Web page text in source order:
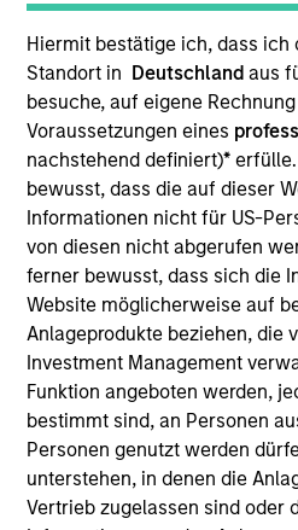
Hiermit bestätige ich, dass ich
Standort in Deutschland aus
besuche, auf eigene
Voraussetzungen eines
nachstehend definiert)*
bewusst, dass die auf dieser
Informationen nicht für US-
von diesen nicht abgerufen
ferner bewusst, dass sich die
Website möglicherweise auf
Anlageprodukte beziehen, die
Investment Management
Funktion angeboten werden,
bestimmt sind, an Personen
Personen genutzt werden
unterstehen, in denen die
Vertrieb zugelassen sind oder
21 Years
TEAM
Calvert Research And
Helen is the Director of
Research and Management,
proprietary research,
Principles for Responsible
Helen and her team seek to
globally that are positioned to
economic value stemming
such as the energy transition,
cultural implications of
affordability & access.
lead Apparel & Retail analyst.